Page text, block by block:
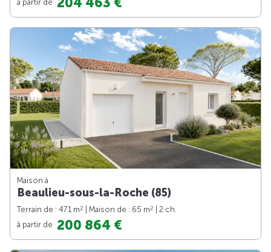
Maison à
Beaulieu-sous-la-Roche (85)
Terrain de : 471 m2 | Maison de : 65 m2
| 2 ch.
à partir de 200 864 €